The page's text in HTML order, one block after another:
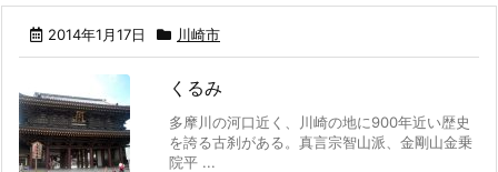
2014年1月17日 川崎市
くるみ
多摩川の河口近く、川崎の地に900年近い歴史
を誇る古刹がある。真言宗智山派、金剛山金乗
院平 ...